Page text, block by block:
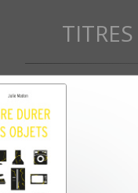
TITRES